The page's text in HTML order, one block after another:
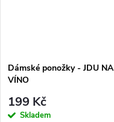
Dámské ponožky - JDU NA
VÍNO
199 Kč
Skladem